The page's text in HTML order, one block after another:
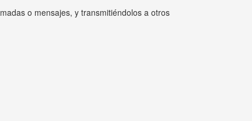
o mensajes, y transmitiéndolos a otros